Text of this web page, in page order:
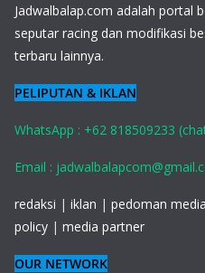
Jadwalbalap.com adalah portal
seputar racing dan modifikasi
terbaru lainnya.
PELIPUTAN & IKLAN
WhatsApp : +62 818509233
Email :
redaksi | iklan | pedoman
policy | media partner
OUR NETWORK